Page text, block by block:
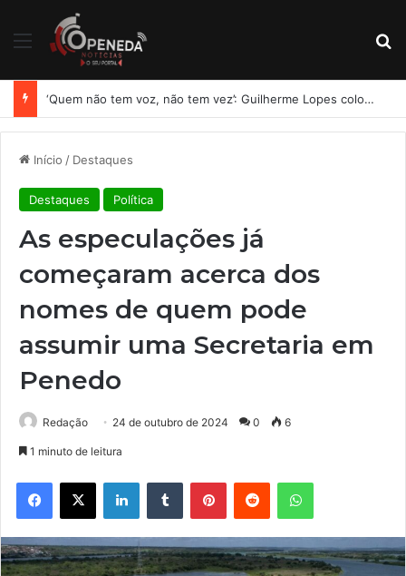
Menu
MDB oficializa chapa completa e amplia aliança para disputa das eleições em Alagoas
Início / Destaques
Destaques Política
As especulações já
começaram acerca dos
nomes de quem pode
assumir uma Secretaria em
Penedo
Redação 24 de outubro de 2024 0 6
1 minuto de leitura
Facebook
X LinkedinTumblr PinterestReddit WhatsApp